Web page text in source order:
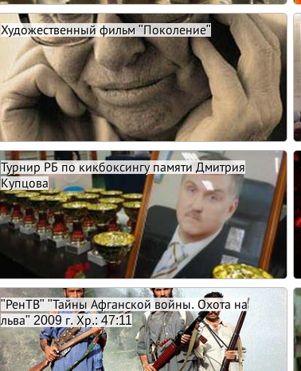
Художественный фильм "Поколение"
Турнир РБ по кикбоксингу памяти Дмитрия
Купцова
"РенТВ" "Тайны Афганской войны. Охота на
льва" 2009 г. Хр.: 47:11